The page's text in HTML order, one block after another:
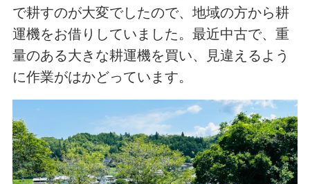
で耕すのが大変でしたので、地域の方から耕
運機をお借りしていました。最近中古で、重
量のある大きな耕運機を買い、見違えるよう
に作業がはかどっています。